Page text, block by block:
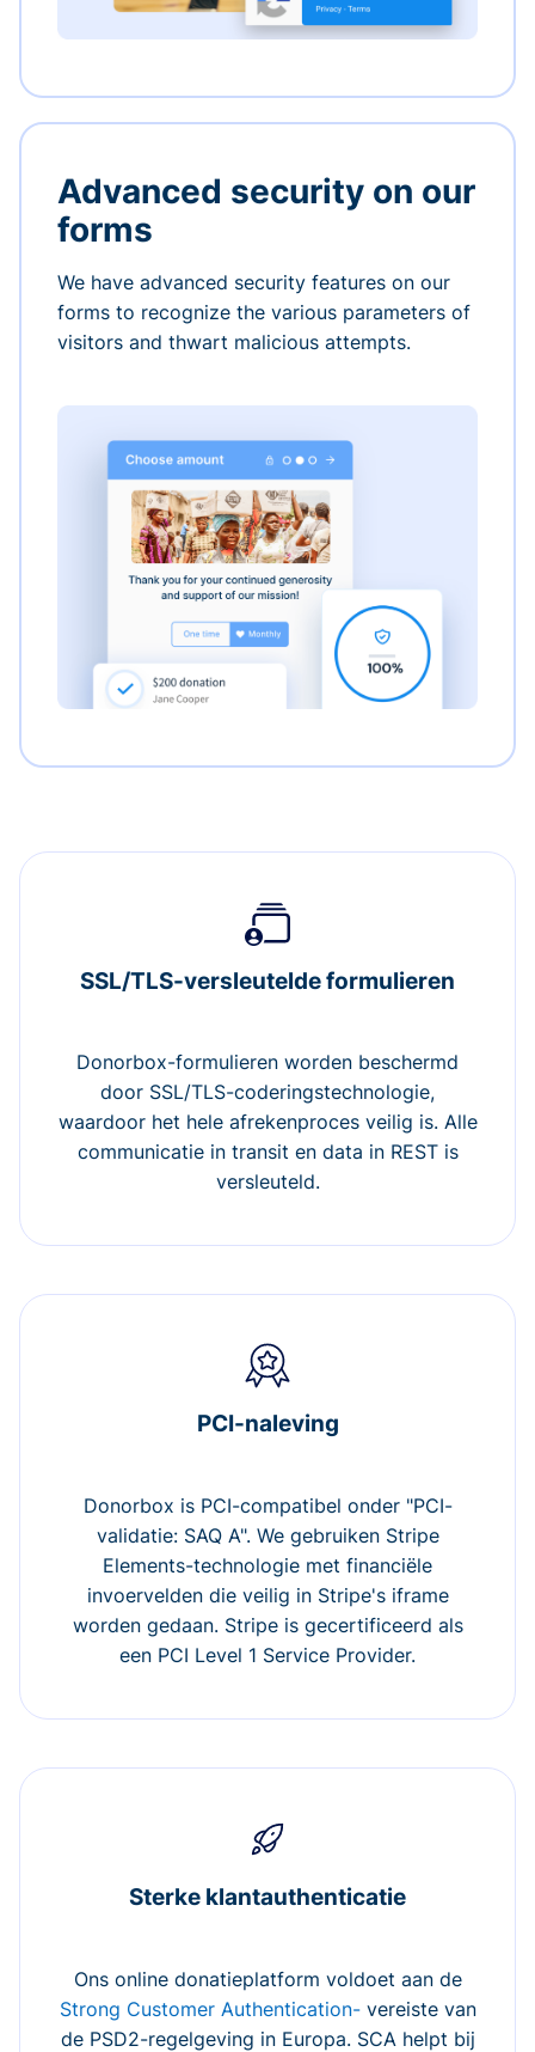
Advanced security on our
forms
We have advanced security features on our
forms to recognize the various parameters of
visitors and thwart malicious attempts.
SSL/TLS-versleutelde formulieren
Donorbox-formulieren worden beschermd
door SSL/TLS-coderingstechnologie,
waardoor het hele afrekenproces veilig is. Alle
communicatie in transit en data in REST is
versleuteld.
PCI-naleving
Donorbox is PCI-compatibel onder "PCI-
validatie: SAQ A". We gebruiken Stripe
Elements-technologie met financiële
invoervelden die veilig in Stripe's iframe
worden gedaan. Stripe is gecertificeerd als
een PCI Level 1 Service Provider.
Sterke klantauthenticatie
Ons online donatieplatform voldoet aan de
Strong Customer Authentication-vereiste van
de PSD2-regelgeving in Europa. SCA helpt bij